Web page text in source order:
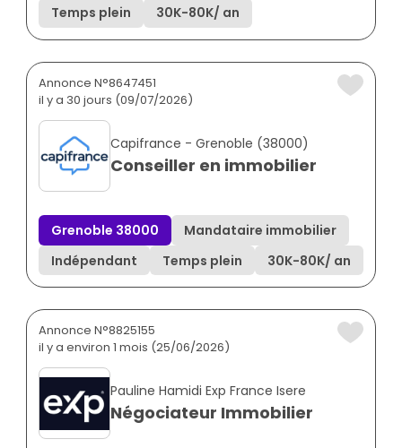
Temps plein
30K-80K/ an
Annonce N°8647451
il y a 30 jours (09/07/2026)
Capifrance - Grenoble (38000)
Conseiller en immobilier
Grenoble 38000
Mandataire immobilier
Indépendant
Temps plein 30K-80K/ an
Annonce N°8825155
il y a environ 1 mois (25/06/2026)
Pauline Hamidi Exp France Isere
Négociateur Immobilier